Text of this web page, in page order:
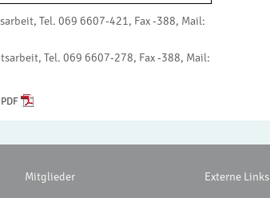
Tel. 069 6607-421, Fax -388, Mail:
Tel. 069 6607-278, Fax -388, Mail:
Mitglieder Externe Links